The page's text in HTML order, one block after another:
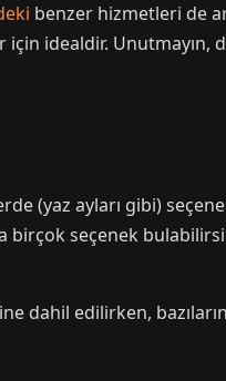
benzer hizmetleri de
için idealdir. Unutmayın,
(yaz ayları gibi)
birçok seçenek
dahil edilirken,